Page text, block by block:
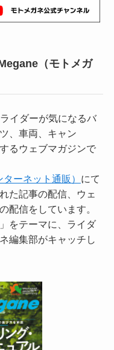
（モトメガ
イダーが気になるバ
、車両、キャン
るウェブマガジンで
ーネット通販） にて
た記事の配信、ウェ
配信をしています。
をテーマに、ライダ
編集部がキャッチし